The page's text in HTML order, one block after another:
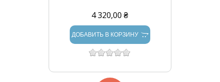
4 320,00 ₴
ДОБАВИТЬ В КОРЗИНУ